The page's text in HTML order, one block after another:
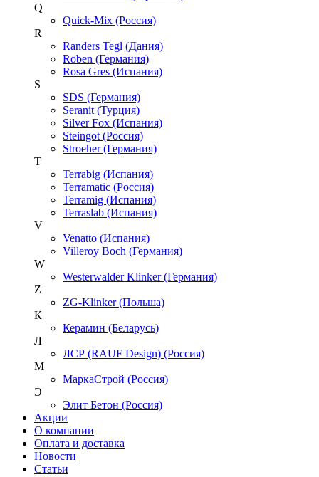
Q
Quick-Mix (Россия)
R
Randers Tegl (Дания)
Roben (Германия)
Rosa Gres (Испания)
S
SDS (Германия)
Seranit (Турция)
Silver Fox (Испания)
Steingot (Россия)
Stroeher (Германия)
T
Terrabig (Испания)
Terramatic (Россия)
Terramig (Испания)
Terraslab (Испания)
V
Venatto (Испания)
Villeroy Boch (Германия)
W
Westerwalder Klinker (Германия)
Z
ZG-Klinker (Польша)
К
Керамин (Беларусь)
Л
ЛСР (RAUF Design) (Россия)
М
МаркаСтрой (Россия)
Э
Элит Бетон (Россия)
Акции
О компании
Оплата и доставка
Новости
Статьи